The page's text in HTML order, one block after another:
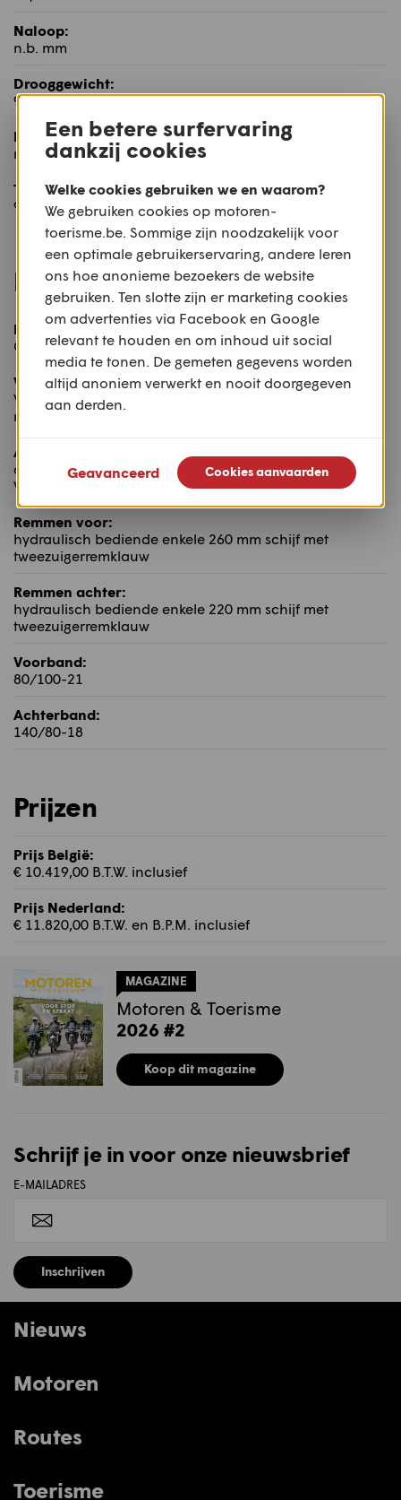
Naloop:
n.b. mm
Drooggewicht:
96,8 | 103 | 103 kg
Maximum toelaatbaar gewicht:
n.b. kg
Tankinhoud:
9 l
Rijwielgedeelte
Frame:
Chroom-Molybdeen
Voorvering:
WP XPLOR 48 mm UPSD qua in- en uitgaande demping
regelbaar met 300 mm veerweg
Achtervering:
aluminium dubbelzijdige achterbrug volledig regelbare
WP PDS monoshock met 310 mm veerweg
Remmen voor:
hydraulisch bediende enkele 260 mm schijf met
tweezuigerremklauw
Remmen achter:
hydraulisch bediende enkele 220 mm schijf met
tweezuigerremklauw
Voorband:
80/100-21
Achterband:
140/80-18
Prijzen
Prijs België:
€ 10.419,00 B.T.W. inclusief
Prijs Nederland:
€ 11.820,00 B.T.W. en B.P.M. inclusief
MAGAZINE
Motoren & Toerisme
2026 #2
Koop dit magazine
Schrijf je in voor onze nieuwsbrief
E-MAILADRES
Inschrijven
Nieuws
Motoren
Routes
Toerisme
Een betere surfervaring
dankzij cookies
Welke cookies gebruiken we en waarom?
We gebruiken cookies op motoren-
toerisme.be. Sommige zijn noodzakelijk voor
een optimale gebruikerservaring, andere leren
ons hoe anonieme bezoekers de website
gebruiken. Ten slotte zijn er marketing cookies
om advertenties via Facebook en Google
relevant te houden en om inhoud uit social
media te tonen. De gemeten gegevens worden
altijd anoniem verwerkt en nooit doorgegeven
aan derden.
Geavanceerd Cookies aanvaarden